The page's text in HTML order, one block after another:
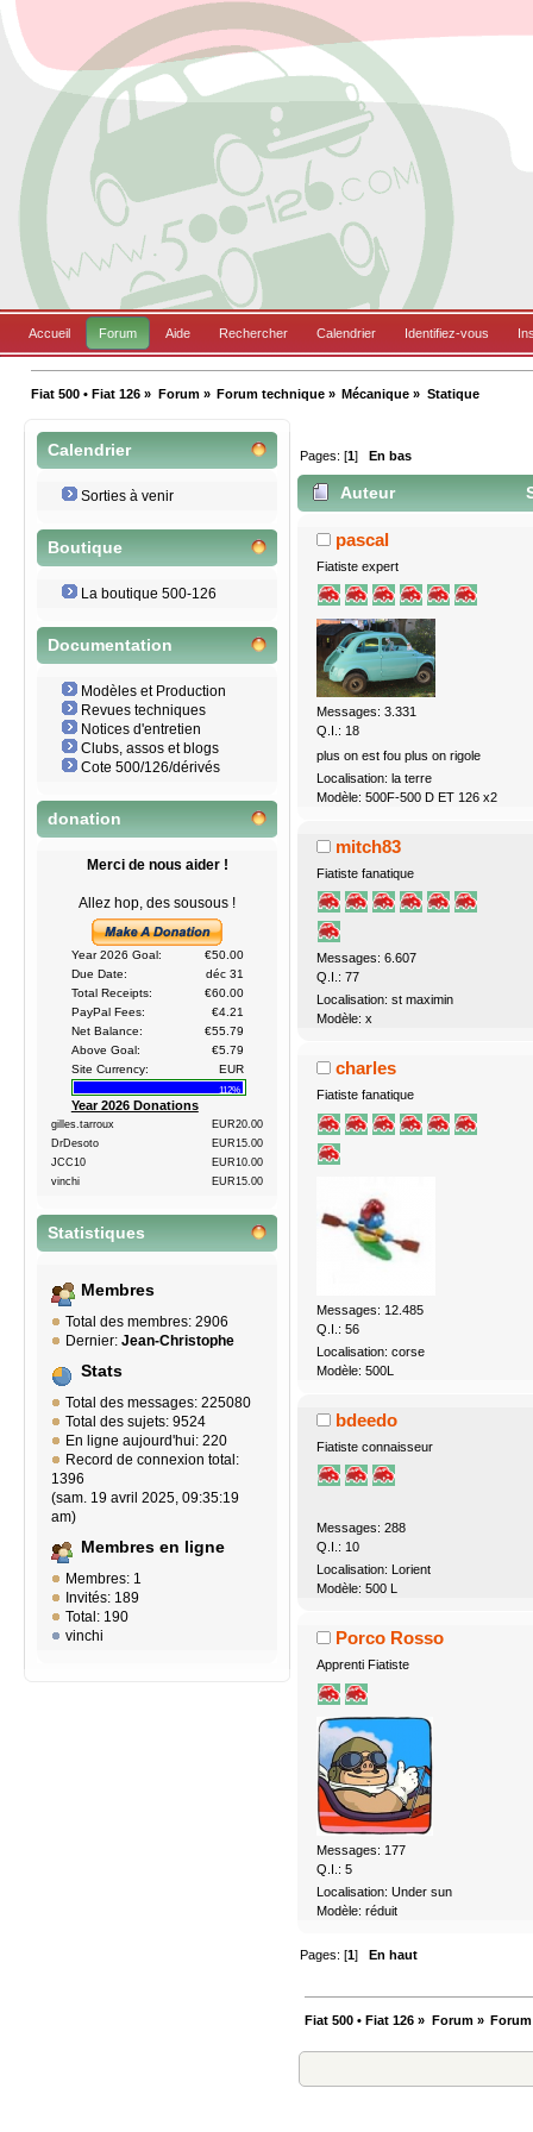
Accueil Forum Aide Rechercher Calendrier Identifiez-vous
Fiat 500 • Fiat 126 » Forum» Forum technique» Mécanique » Statique
Calendrier
Sorties à venir
Boutique
La boutique 500-126
Documentation
Modèles et Production
Revues techniques
Notices d'entretien
Clubs, assos et blogs
Cote 500/126/dérivés
donation
Merci de nous aider !
Allez hop, des sousous !
Year 2026 Goal:
€50.00
Due Date:
déc 31
Total Receipts:
€60.00
PayPal Fees:
€4.21
Net Balance:
€55.79
Above Goal:
€5.79
Site Currency:
EUR
112%
Year 2026 Donations
gilles.tarroux
EUR20.00
DrDesoto
EUR15.00
JCC10
EUR10.00
vinchi
EUR15.00
Statistiques
Membres
Total des membres: 2906
Dernier: Jean-Christophe
Stats
Total des messages: 225080
Total des sujets: 9524
En ligne aujourd'hui: 220
Record de connexion total:
1396
(sam. 19 avril 2025, 09:35:19
am)
Membres en ligne
Membres: 1
Invités: 189
Total: 190
vinchi
Pages: [1] En bas
Auteur
pascal
Fiatiste expert
Messages: 3.331
Q.I.: 18
plus on est fou plus on rigole
Localisation: la terre
Modèle: 500F-500 D ET 126 x2
mitch83
Fiatiste fanatique
Messages: 6.607
Q.I.: 77
Localisation: st maximin
Modèle: x
charles
Fiatiste fanatique
Messages: 12.485
Q.I.: 56
Localisation: corse
Modèle: 500L
bdeedo
Fiatiste connaisseur
Messages: 288
Q.I.: 10
Localisation: Lorient
Modèle: 500 L
Porco Rosso
Apprenti Fiatiste
Messages: 177
Q.I.: 5
Localisation: Under sun
Modèle: réduit
Pages: [1]En haut
Fiat 500 • Fiat 126 » Forum»